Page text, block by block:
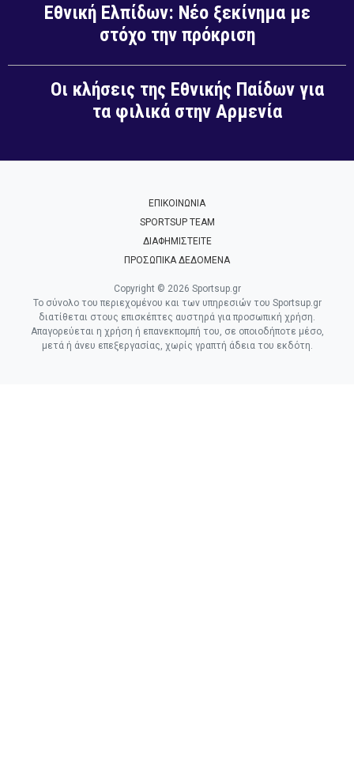
Εθνική Ελπίδων: Νέο ξεκίνημα με
στόχο την πρόκριση
Οι κλήσεις της Εθνικής Παίδων για
τα φιλικά στην Αρμενία
ΕΠΙΚΟΙΝΩΝΙΑ
SPORTSUP TEAM
ΔΙΑΦΗΜΙΣΤΕΙΤΕ
ΠΡΟΣΩΠΙΚΑ ΔΕΔΟΜΕΝΑ
Copyright © 2026 Sportsup.gr
Το σύνολο του περιεχομένου και των υπηρεσιών του Sportsup.gr
διατίθεται στους επισκέπτες αυστηρά για προσωπική χρήση.
Απαγορεύεται η χρήση ή επανεκπομπή του, σε οποιοδήποτε μέσο,
μετά ή άνευ επεξεργασίας, χωρίς γραπτή άδεια του εκδότη.